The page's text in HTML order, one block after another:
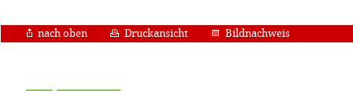
nach oben Druckansicht Bildnachweis